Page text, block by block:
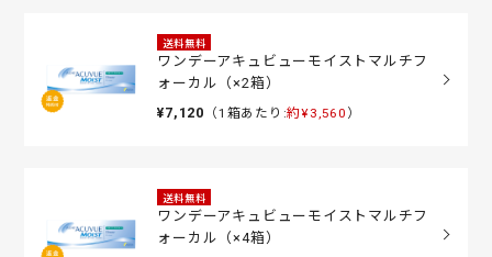
送料無料
ワンデーアキュビューモイストマルチフ
ォーカル（×2箱）
¥7,120 （1箱あたり:約¥3,560 ）
送料無料
ワンデーアキュビューモイストマルチフ
ォーカル（×4箱）